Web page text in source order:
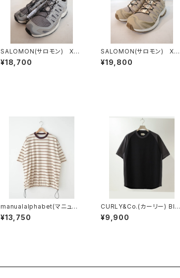
SALOMON(サロモン) XA
PRO 3D AMPHIB Palom
a
¥18,700
SALOMON(サロモン) XA
PRO 3D SAFARI/SAFARI/
KELP
¥19,800
manualalphabet(マニュア
ルアルファベット) RETRO B
ORDER WIDE SPINDLE TE
¥13,750
CURLY&Co.(カーリー) BI-C
OLOR RAGLAN SLEEVE T
EE
¥9,900